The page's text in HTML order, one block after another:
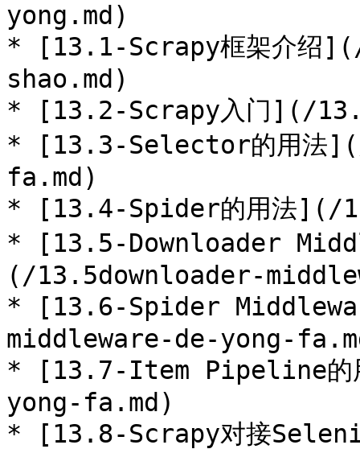
yong.md)
* [13.1-Scrapy框架介
shao.md)
* [13.2-Scrapy入门](/
* [13.3-Selector的用法
fa.md)
* [13.4-Spider的用法](/
* [13.5-Downloader
(/13.5downloader-
* [13.6-Spider
middleware-de-yong-
* [13.7-Item Pipeline
yong-fa.md)
* [13.8-Scrapy对接